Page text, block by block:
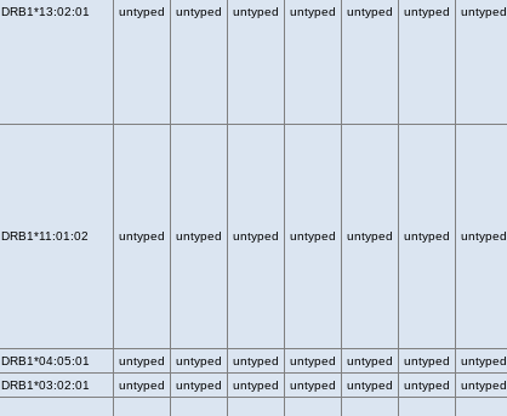
DRB1*13:02:01 untyped untyped untyped untyped untyped untyped untyped
DRB1*11:01:02 untyped untyped untyped untyped untyped untyped untyped
DRB1*04:05:01 untyped untyped untyped untyped untyped untyped untyped
DRB1*03:02:01 untyped untyped untyped untyped untyped untyped untyped